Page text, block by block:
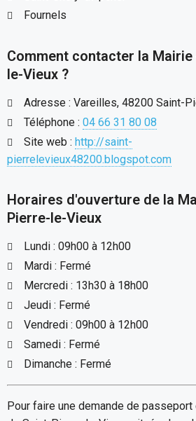
Fournels
Comment contacter la Mairie
le-Vieux ?
Adresse : Vareilles, 48200 Saint-
Téléphone : 04 66 31 80 08
Site web : http://saint-
pierrelevieux48200.blogspot.com
Horaires d'ouverture de la
Pierre-le-Vieux
Lundi : 09h00 à 12h00
Mardi : Fermé
Mercredi : 13h30 à 18h00
Jeudi : Fermé
Vendredi : 09h00 à 12h00
Samedi : Fermé
Dimanche : Fermé
Pour faire une demande de passeport